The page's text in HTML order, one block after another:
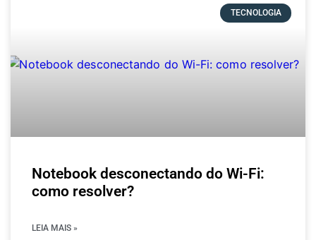
TECNOLOGIA
Notebook desconectando do Wi-Fi:
como resolver?
LEIA MAIS »